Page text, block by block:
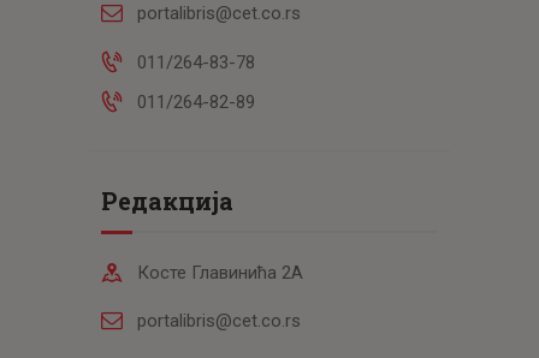
portalibris@cet.co.rs
011/264-83-78
011/264-82-89
Редакција
Косте Главинића 2А
portalibris@cet.co.rs